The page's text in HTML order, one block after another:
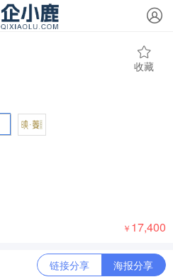
收藏
￥ 17,400
链接分享 海报分享